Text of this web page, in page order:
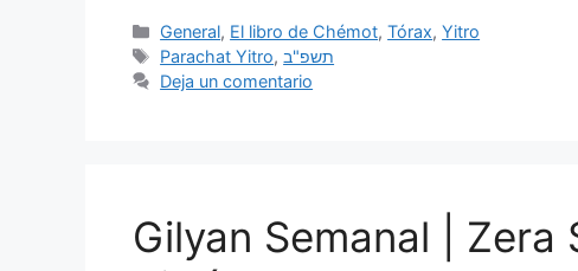
General, El libro de Chémot,Tórax,Yitro
Parachat Yitro,תשפ"ב
Deja un comentario
Gilyan Semanal | Zera